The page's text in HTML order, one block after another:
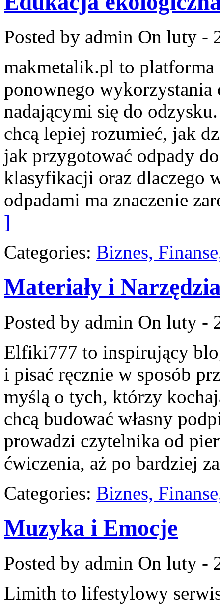
Posted by admin On luty -
makmetalik.pl to
ponownego wykorzystania
nadającymi się do
chcą lepiej rozumieć, jak
jak przygotować odpady
klasyfikacji oraz dlaczego
odpadami ma znaczenie
]
Categories: Biznes,
Materiały i
Posted by admin On luty -
Elfiki777 to inspirujący
i pisać ręcznie w sposób
myślą o tych, którzy
chcą budować własny
prowadzi czytelnika od
ćwiczenia, aż po bardziej
Categories: Biznes,
Muzyka i Emocje
Posted by admin On luty -
Limith to lifestylowy